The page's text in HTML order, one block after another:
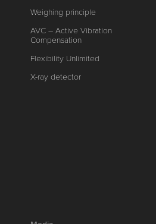
Weighing principle
AVC – Active Vibration
Compensation
Flexibility Unlimited
X-ray detector